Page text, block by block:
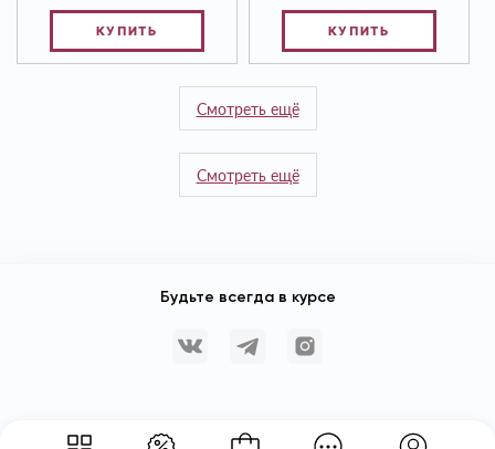
КУПИТЬ КУПИТЬ
Смотреть ещё
Смотреть ещё
Будьте всегда в курсе